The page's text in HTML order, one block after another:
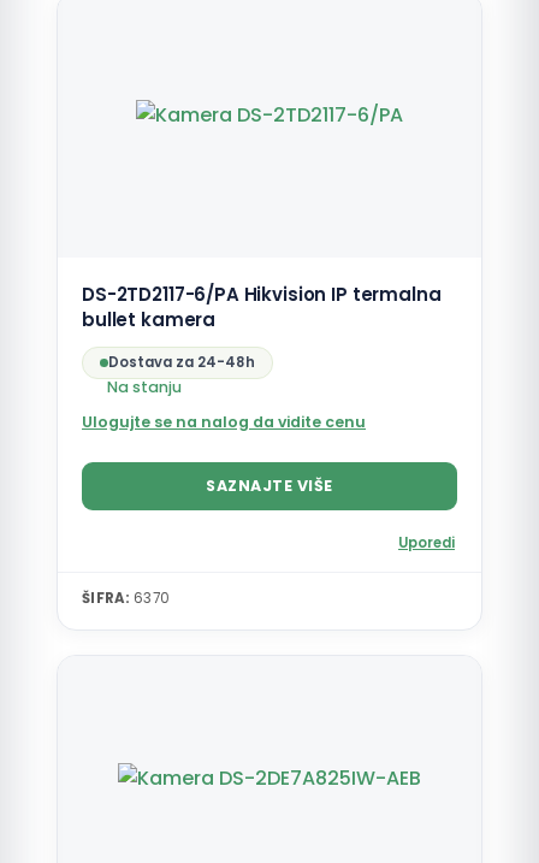
DS-2TD2117-6/PA Hikvision IP termalna
bullet kamera
Dostava za 24-48h
Na stanju
Ulogujte se na nalog da vidite cenu
SAZNAJTE VIŠE
Uporedi
ŠIFRA: 6370